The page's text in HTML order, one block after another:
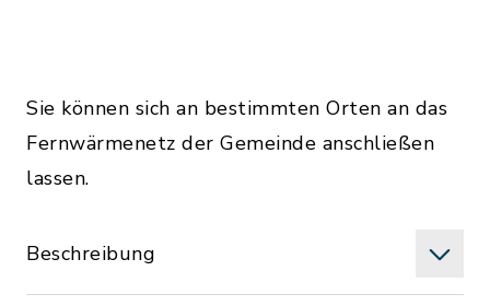
Sie können sich an bestimmten Orten an das
Fernwärmenetz der Gemeinde anschließen
lassen.
Beschreibung